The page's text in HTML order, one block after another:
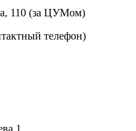
110 (за ЦУМом)
телефон)
1